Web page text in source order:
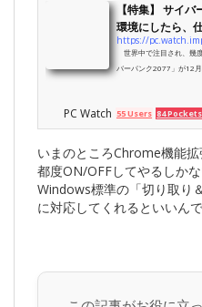
【特集】 サイ
環境にしたら、
世界中で注目され、幾
バーパンク2077」が12
PC Watch 55 Users 84 Pockets
いまのところChrome機能
都度ON/OFFしてやるしか
Windows標準の「切り取り
に対応してくれるといいん